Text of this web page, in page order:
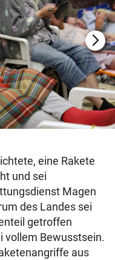
eine Rakete
und sei
Magen
des Landes sei
getroffen
vollem Bewusstsein.
aus